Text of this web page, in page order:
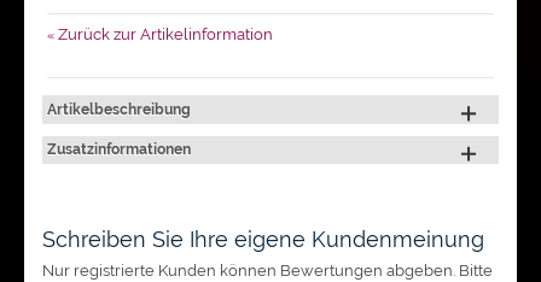
« Zurück zur Artikelinformation
Artikelbeschreibung
Zusatzinformationen
Schreiben Sie Ihre eigene Kundenmeinung
Nur registrierte Kunden können Bewertungen abgeben. Bitte